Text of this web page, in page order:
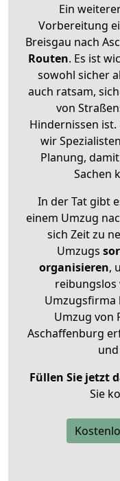
Ein
Vorbereitung
Breisgau nach
Routen. Es ist
sowohl sicher
auch ratsam,
von
Hindernissen ist.
wir
Planung,
Sachen
In der Tat gibt
einem Umzug
sich Zeit zu
Umzugs
organisieren,
Umzugsfirma
Umzug von
Aschaffenburg
Füllen Sie jetzt
Sie